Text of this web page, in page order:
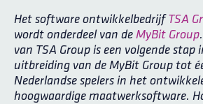
Het software ontwikkelbedrijfTSA
wordt onderdeel van de MyBit Group
van TSA Group is een volgende stap
uitbreiding van de MyBit Group tot
Nederlandse spelers in het
hoogwaardige maatwerksoftware.